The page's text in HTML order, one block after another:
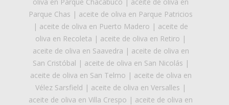
Parque Chas | aceite de oliva en Parque Patricios
| aceite de oliva en Puerto Madero | aceite de
oliva en Recoleta | aceite de oliva en Retiro |
aceite de oliva en Saavedra | aceite de oliva en
San Cristóbal | aceite de oliva en San Nicolás |
aceite de oliva en San Telmo | aceite de oliva en
Vélez Sarsfield | aceite de oliva en Versalles |
aceite de oliva en Villa Crespo | aceite de oliva en